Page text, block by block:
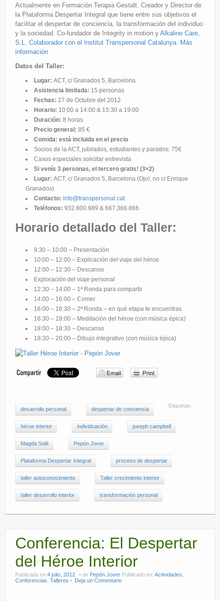
Actualmente en Formación Terapia Gestalt. Creador y Director de
la Plataforma Despertar Integral que tiene entre sus objetivos el
facilitar el despertar de conciencia, la transformación del individuo
y la sociedad. Co-fundador de Integrity in motion y Alkaline Care,
S.L. Colaborador con el Institut Transpersonal Catalunya. Más
información
Datos del Taller:
Lugar: ACT, c/ Granados 5, Barcelona
Asistencia limitada: 15 personas
Fechas: 27 de Octubre del 2012
Horario: 10:00 a 14:00 & 15:30 a 19:00
Duración: 8 horas
Precio general: 85 €
Comida: está incluida en el precio
Socios de la ACT, jubilados, estudiantes y parados: 75€
Casos especiales solicitar entrevista
Si venís 3 personas, el tercero gratis! (3×2)
Lugar: ACT, c/ Granados 5, Barcelona (Ojo!, no c/ Enrique
Granados)
Contacto: info@transpersonal.cat
Teléfonos: 932.800.989 & 667.366.866
Horario detallado del Taller:
9:30 – 10:00 – Presentación
10:00 – 12:00 – Explicación del viaje del héroe
12:00 – 12:30 – Descanso
Exploración del viaje personal
12:30 – 14:00 – 1ª Ronda para compartir
14:00 – 16:00 – Comer
16:00 – 16:30 – 2ª Ronda – en qué etapa te encuentras
16:30 – 18:00 – Meditación del héroe (con música épica)
18:00 – 18:30 – Descanso
18:30 – 20:00 – Dibujo integrativo (con música épica)
Etiquetas:
desarrollo personal despertar de conciencia
héroe interior individuación joseph campbell
Magda Solé Pepón Jover
Plataforma Despertar Integral proceso de despertar
taller autoconocimiento Taller crecimiento interior
taller desarrollo interior transformación personal
Conferencia: El Despertar
del Héroe Interior
Publicada en 4 julio, 2012 de Pepón Jover Publicado en: Actividades
Conferencias Talleres Deja un Comentario